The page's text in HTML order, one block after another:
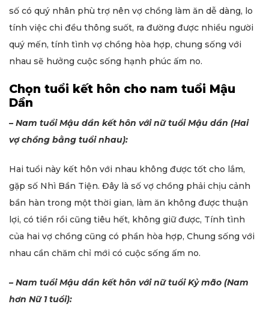
số có quý nhân phù trợ nên vợ chồng làm ăn dễ dàng, lo
tính việc chi đều thông suốt, ra đường được nhiều người
quý mến, tính tình vợ chồng hòa hợp, chung sống với
nhau sẽ hưởng cuộc sống hạnh phúc ấm no.
Chọn tuổi kết hôn cho nam tuổi Mậu
Dần
– Nam tuổi Mậu dần kết hôn với nữ tuổi Mậu dần (Hai
vợ chồng bằng tuổi nhau):
Hai tuổi này kết hôn với nhau không được tốt cho lắm,
gặp số Nhì Bần Tiện. Đây là số vợ chồng phải chịu cảnh
bần hàn trong một thời gian, làm ăn không được thuận
lợi, có tiền rồi cũng tiêu hết, không giữ được, Tính tình
của hai vợ chồng cũng có phần hòa hợp, Chung sống với
nhau cần chăm chỉ mới có cuộc sống ấm no.
– Nam tuổi Mậu dần kết hôn với nữ tuổi Kỷ mão (Nam
hơn Nữ 1 tuổi):